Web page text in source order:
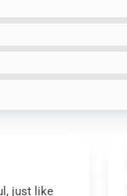
just like